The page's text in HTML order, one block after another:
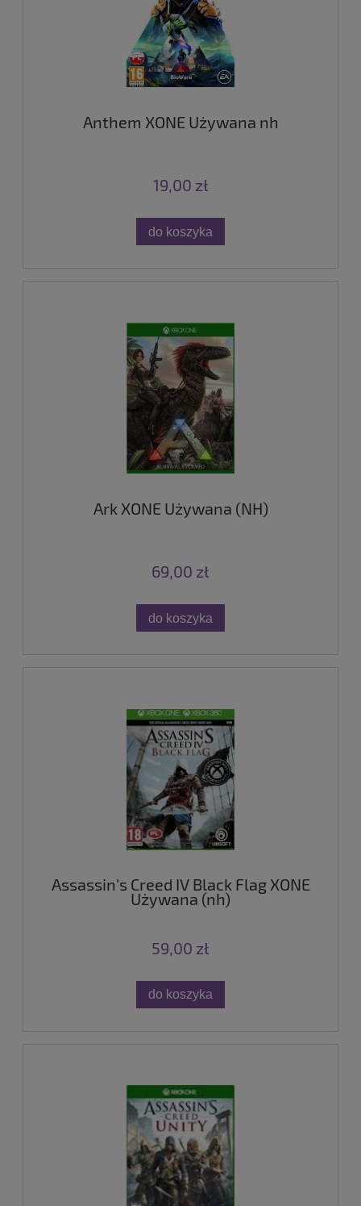
Anthem XONE Używana nh
19,00 zł
do koszyka
Ark XONE Używana (NH)
69,00 zł
do koszyka
Assassin's Creed IV Black Flag XONE
Używana (nh)
59,00 zł
do koszyka